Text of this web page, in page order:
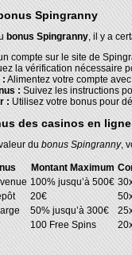
Spingranny
bonus Spingranny , il y a
compte sur le site de
la vérification nécessaire
: Alimentez votre compte
: Suivez les instructions
: Utilisez votre bonus pour
des casinos en ligne
du bonus Spingranny,
Montant Maximum
100% jusqu’à 500€
20€
50% jusqu’à 300€
100 Free Spins